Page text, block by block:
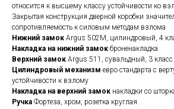
относится к высшему классу устойчивости ко
Закрытая конструкция дверной коробки
сопротивляемость к силовым методам взлома
Нижний замок Argus 502M, цилиндровый, 4
Накладка на нижний замок броненакладка
Верхний замок Argus 511, сувальдный, 3 класс
Цилиндровый механизм евро стандарта с
устойчивости к взлому
Накладка на верхний замок накладки со
Ручка Фортеза, хром, розетка круглая